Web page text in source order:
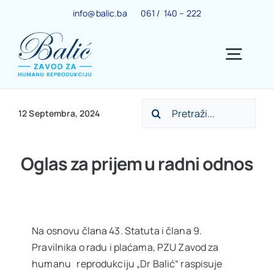
content
info@balic.ba 061 / 140 – 222
Ginekološki centar
Trudnoća
Centar za menopauzu
12 Septembra, 2024
Search
Oglas za prijem u radni odnos
Na osnovu člana 43. Statuta i člana 9.
Pravilnika o radu i plaćama, PZU Zavod za
humanu reprodukciju „Dr Balić“ raspisuje